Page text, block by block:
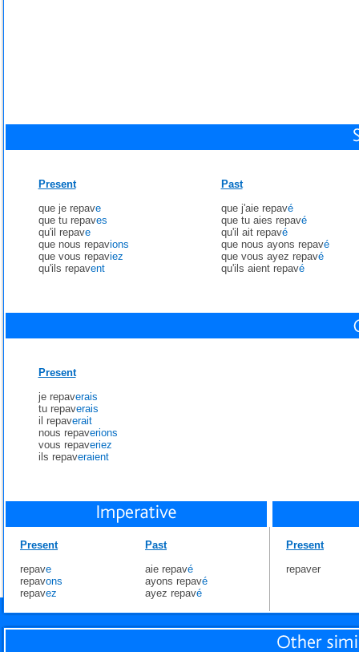
Present
que je repave
que tu repaves
qu'il repave
que nous repavions
que vous repaviez
qu'ils repavent
Past
que j'aie repavé
que tu aies repavé
qu'il ait repavé
que nous ayons repavé
que vous ayez repavé
qu'ils aient repavé
Present
je repaverais
tu repaverais
il repaverait
nous repaverions
vous repaveriez
ils repaveraient
Present
repave
repavons
repavez
Past
aie repavé
ayons repavé
ayez repavé
Present
repaver